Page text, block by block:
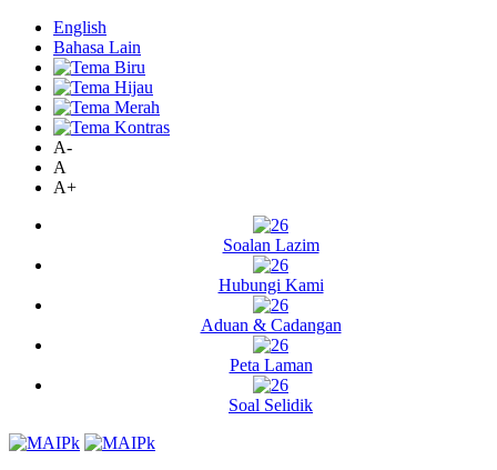
English
Bahasa Lain
A-
A
A+
Soalan Lazim
Hubungi Kami
Aduan & Cadangan
Peta Laman
Soal Selidik